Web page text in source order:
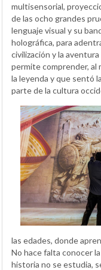
multisensorial,
de las ocho grandes
lenguaje visual y su
holográfica, para
civilización y la
permite comprender, al
la leyenda y que sentó
parte de la cultura
las edades, donde
No hace falta conocer
historia no se estudia,